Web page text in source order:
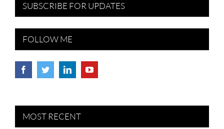
SUBSCRIBE FOR UPDATES
FOLLOW ME
MOST RECENT